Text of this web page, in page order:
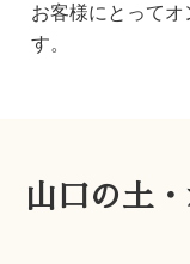
お客様にとってオ
す。
山口の土